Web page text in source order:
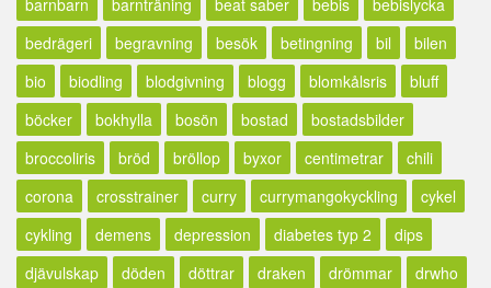
bedrägeri
begravning besök betingning bil
bilen
bio
biodling blodgivning blogg blomkålsris
bluff
böcker
bokhylla bosön bostad
bostadsbilder
broccoliris
bröd bröllop byxor centimetrar
chili
corona
crosstrainer curry currymangokyckling
cykel
cykling
demens depression diabetes typ 2
dips
djävulskap
döden döttrar draken drömmar
drwho